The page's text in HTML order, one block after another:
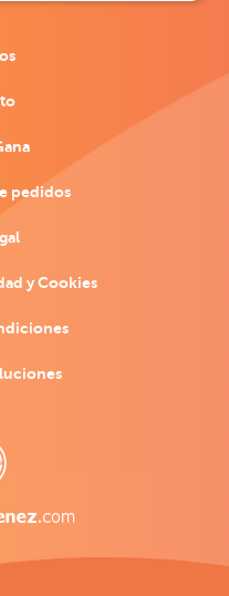
pedidos
y Cookies